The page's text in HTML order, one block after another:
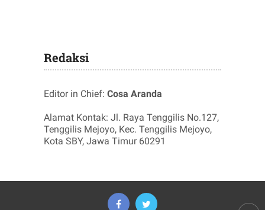
Redaksi
Editor in Chief: Cosa Aranda
Alamat Kontak: Jl. Raya Tenggilis No.127,
Tenggilis Mejoyo, Kec. Tenggilis Mejoyo,
Kota SBY, Jawa Timur 60291